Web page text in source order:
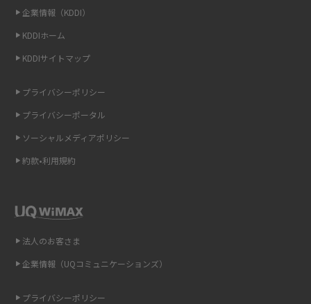
LINEの通知がこない時の原因と対処法9選！設定の確認手順も解説
スマホのウィジェットとは？iPhone・Androidの設定方法やおススメを紹
リプライ機能とは？LINE、X（旧Twitter）、Instagram、TikTokで送る方法
インスタのDMの送り方は？便利機能の使い方や注意点をわかりやすく解説
Bluetooth®とは？Wi-Fiとの違いやスマホ・PCとの接続方法を解説
紹介
企業情報（KDDI）
KDDIホーム
KDDIサイトマップ
プライバシーポリシー
プライバシーポータル
ソーシャルメディアポリシー
約款•利用規約
法人のお客さま
企業情報（UQコミュニケーションズ）
プライバシーポリシー